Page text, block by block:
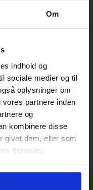
Om
indhold og
sociale medier og til
oplysninger om
partnere inden
og
kombinere disse
givet dem, eller som
tjenester.